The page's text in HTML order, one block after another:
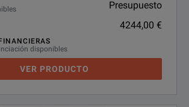
Presupuesto
4244,00 €
disponibles
VER PRODUCTO